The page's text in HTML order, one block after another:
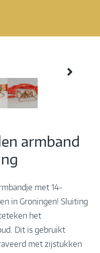
armband
met 14-
in Groningen! Sluiting
het
Dit is gebruikt
met zijstukken